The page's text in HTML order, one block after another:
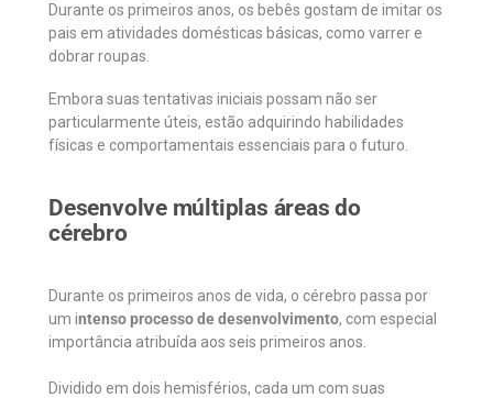
Durante os primeiros anos, os bebês gostam de imitar os
pais em atividades domésticas básicas, como varrer e
dobrar roupas.
Embora suas tentativas iniciais possam não ser
particularmente úteis, estão adquirindo habilidades
físicas e comportamentais essenciais para o futuro.
Desenvolve múltiplas áreas do
cérebro
Durante os primeiros anos de vida, o cérebro passa por
um intenso processo de desenvolvimento, com especial
importância atribuída aos seis primeiros anos.
Dividido em dois hemisférios, cada um com suas